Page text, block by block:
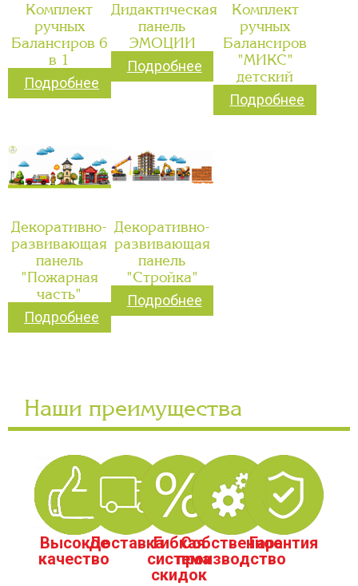
Комплект
ручных
Балансиров 6
в 1
Подробнее
Дидактическая
панель
ЭМОЦИИ
Подробнее
Комплект
ручных
Балансиров
"МИКС"
детский
Подробнее
Декоративно-
развивающая
панель
"Пожарная
часть"
Подробнее
Декоративно-
развивающая
панель
"Стройка"
Подробнее
Наши преимущества
Высокое
качество
ДоставкаГибкая
система
скидок
Собственное
производство
Гарантия